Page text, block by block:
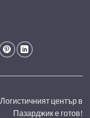
Логистичният център в
Пазарджик е готов!